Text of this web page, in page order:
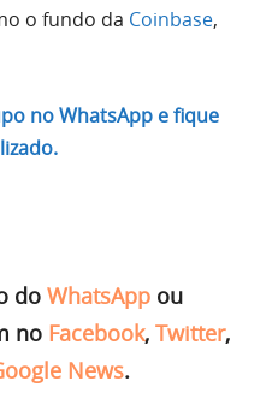
o fundo da Coinbase,
no WhatsApp e fique
do WhatsApp ou
no Facebook, Twitter,
News.